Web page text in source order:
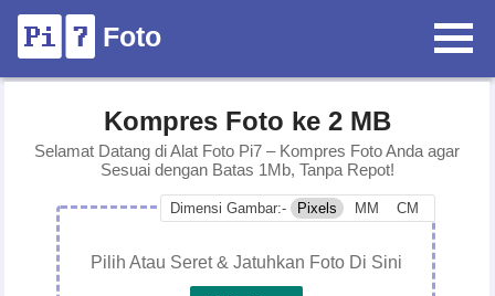
Foto
Kompres Foto ke 2 MB
Selamat Datang di Alat Foto Pi7 – Kompres Foto Anda agar
Sesuai dengan Batas 1Mb, Tanpa Repot!
Dimensi Gambar:- Pixels MM CM
Pilih Atau Seret & Jatuhkan Foto Di Sini